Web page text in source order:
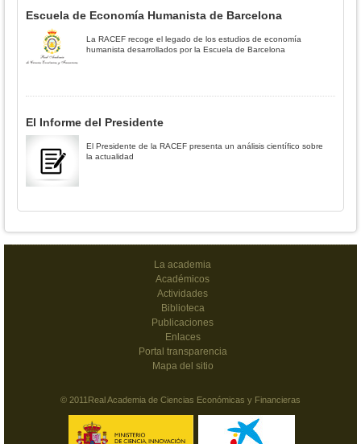
Escuela de Economía Humanista de Barcelona
La RACEF recoge el legado de los estudios de economía
humanista desarrollados por la Escuela de Barcelona
El Informe del Presidente
El Presidente de la RACEF presenta un análisis científico sobre
la actualidad
La academia
Académicos
Actividades
Biblioteca
Publicaciones
Enlaces
Portal transparencia
Mapa del sitio
© 2011Real Academia de Ciencias Económicas y Financieras